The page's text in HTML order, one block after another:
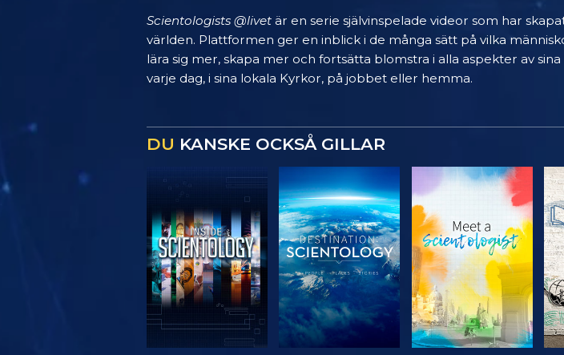
Scientologists @livet är en serie självinspelade videor som har
världen. Plattformen ger en inblick i de många sätt på vilka
lära sig mer, skapa mer och fortsätta blomstra i alla aspekter av
varje dag, i sina lokala Kyrkor, på jobbet eller hemma.
DU KANSKE OCKSÅ GILLAR